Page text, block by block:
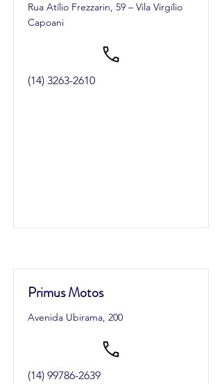
Rua Atílio Frezzarin, 59 – Vila Virgílio
Capoani
(14) 3263-2610
Primus Motos
Avenida Ubirama, 200
(14) 99786-2639